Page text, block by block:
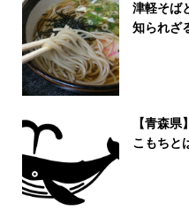
津軽そば
知られざ
【青森
こもちと